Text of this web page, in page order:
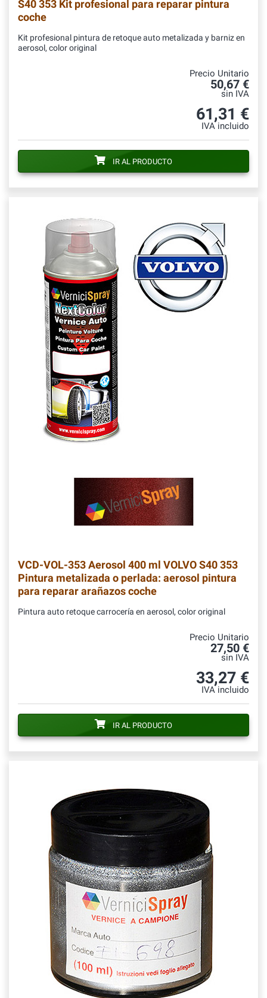
S40 353 Kit profesional para reparar pintura
coche
Kit profesional pintura de retoque auto metalizada y barniz en
aerosol, color original
Precio Unitario
50,67 €
sin IVA
61,31 €
IVA incluido
IR AL PRODUCTO
VCD-VOL-353Aerosol 400 ml VOLVO S40 353
Pintura metalizada o perlada: aerosol pintura
para reparar arañazos coche
Pintura auto retoque carrocería en aerosol, color original
Precio Unitario
27,50 €
sin IVA
33,27 €
IVA incluido
IR AL PRODUCTO